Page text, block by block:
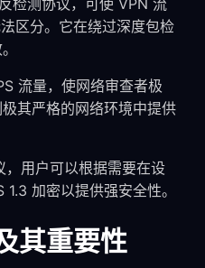
检测协议，可使 VPN 流
区分。它在绕过深度包检
流量，使网络审查者极
其严格的网络环境中提供
用户可以根据需要在设
加密以提供强安全性。
其重要性